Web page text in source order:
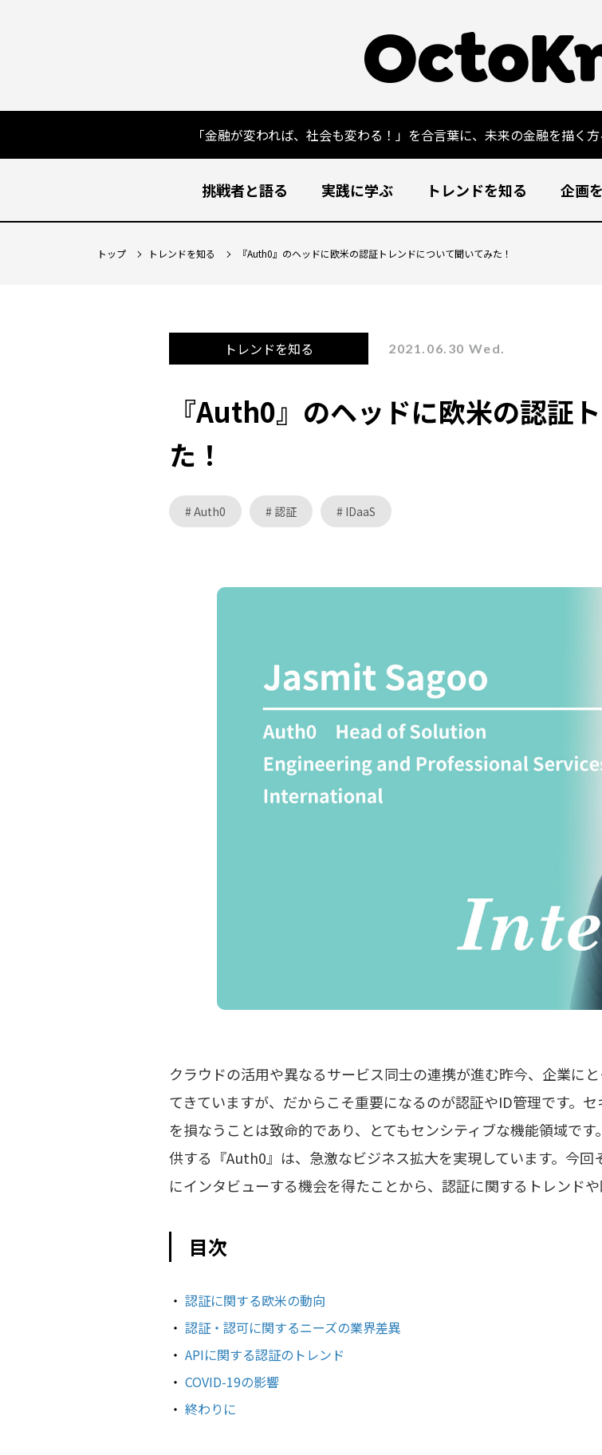
挑戦者と語る 実践に学ぶ トレンドを知る 企画
「金融が変われば、社会も変わる！」を合言葉に、未来の金融を描く
トップ トレンドを知る 『Auth0』のヘッドに欧米の認証トレンドについて聞いてみた！
トレンドを知る 2021.06.30 Wed.
『Auth0』のヘッドに欧米の認証
た！
Auth0 認証 IDaaS
クラウドの活用や異なるサービス同士の連携が進む昨今、企業に
てきていますが、だからこそ重要になるのが認証やID管理です。
を損なうことは致命的であり、とてもセンシティブな機能領域で
供する『Auth0』は、急激なビジネス拡大を実現しています。今
にインタビューする機会を得たことから、認証に関するトレンド
目次
認証に関する欧米の動向
認証・認可に関するニーズの業界差異
APIに関する認証のトレンド
COVID-19の影響
終わりに